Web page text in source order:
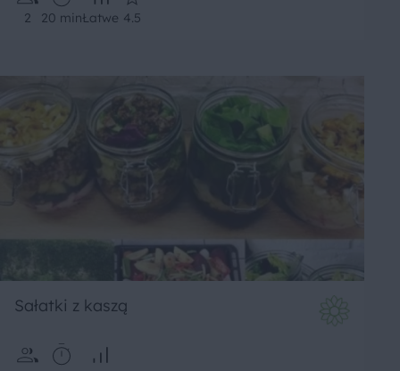
2 20 minŁatwe 4.5
Sałatki z kaszą